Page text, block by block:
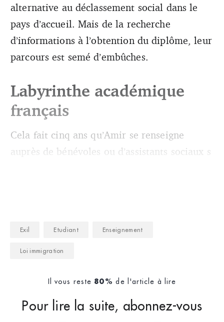
alternative au déclassement social dans le
pays d’accueil. Mais de la recherche
d’informations à l’obtention du diplôme, leur
parcours est semé d’embûches.
Labyrinthe académique
français
Cela fait cinq ans qu’Amir se renseigne
auprès de bénévoles ou d’assistants sociaux s
Exil Etudiant Enseignement
Loi immigration
Il vous reste 80% de l'article à lire
Pour lire la suite, abonnez-vous